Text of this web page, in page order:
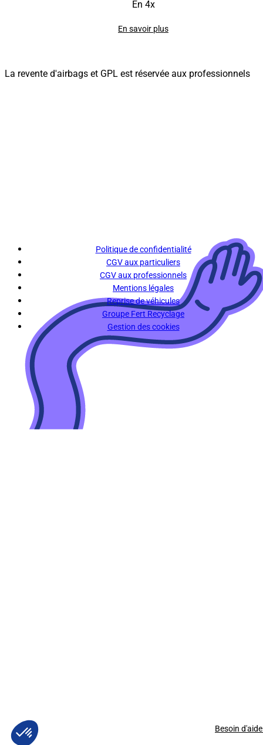
En 4x
En savoir plus
La revente d'airbags et GPL est réservée aux professionnels
Politique de confidentialité
CGV aux particuliers
CGV aux professionnels
Mentions légales
Reprise de véhicules
Groupe Fert Recyclage
Gestion des cookies
Besoin